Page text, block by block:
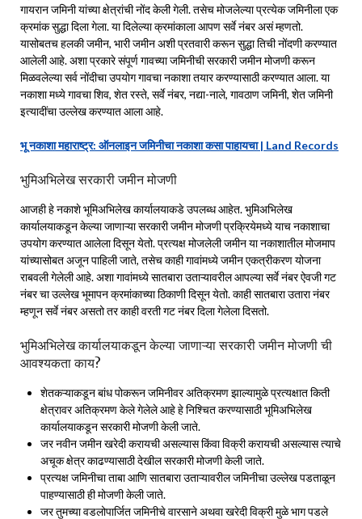
गायरान जमिनी यांच्या क्षेत्रांची नोंद केली गेली. तसेच मोजलेल्या प्रत्येक जमिनीला एक
क्रमांक सुद्धा दिला गेला. या दिलेल्या क्रमांकाला आपण सर्वे नंबर असं म्हणतो.
यासोबतच हलकी जमीन, भारी जमीन अशी प्रतवारी करून सुद्धा तिची नोंदणी करण्यात
आलेली आहे. अशा प्रकारे संपूर्ण गावच्या जमिनीची सरकारी जमीन मोजणी करून
मिळवलेल्या सर्व नोंदीचा उपयोग गावचा नकाशा तयार करण्यासाठी करण्यात आला. या
नकाशा मध्ये गावचा शिव, शेत रस्ते, सर्वे नंबर, नद्या-नाले, गावठाण जमिनी, शेत जमिनी
इत्यादींचा उल्लेख करण्यात आला आहे.
भू नकाशा महाराष्ट्र: ऑनलाइन जमिनीचा नकाशा कसा पाहायचा | Land Records
भुमिअभिलेख सरकारी जमीन मोजणी
आजही हे नकाशे भूमिअभिलेख कार्यालयाकडे उपलब्ध आहेत. भुमिअभिलेख
कार्यालयाकडून केल्या जाणाऱ्या सरकारी जमीन मोजणी प्रक्रियेमध्ये याच नकाशाचा
उपयोग करण्यात आलेला दिसून येतो. प्रत्यक्ष मोजलेली जमीन या नकाशातील मोजमाप
यांच्यासोबत अजून पाहिली जाते, तसेच काही गावांमध्ये जमीन एकत्रीकरण योजना
राबवली गेलेली आहे. अशा गावांमध्ये सातबारा उताऱ्यावरील आपल्या सर्वे नंबर ऐवजी गट
नंबर चा उल्लेख भूमापन क्रमांकाच्या ठिकाणी दिसून येतो. काही सातबारा उतारा नंबर
म्हणून सर्वे नंबर असतो तर काही वरती गट नंबर दिला गेलेला दिसतो.
भुमिअभिलेख कार्यालयाकडून केल्या जाणाऱ्या सरकारी जमीन मोजणी ची
आवश्यकता काय?
शेतकऱ्याकडून बांध पोकरून जमिनीवर अतिक्रमण झाल्यामुळे प्रत्यक्षात किती
क्षेत्रावर अतिक्रमण केले गेलेले आहे हे निश्चित करण्यासाठी भूमिअभिलेख
कार्यालयाकडून सरकारी मोजणी केली जाते.
जर नवीन जमीन खरेदी करायची असल्यास किंवा विक्री करायची असल्यास त्याचे
अचूक क्षेत्र काढण्यासाठी देखील सरकारी मोजणी केली जाते.
प्रत्यक्ष जमिनीचा ताबा आणि सातबारा उताऱ्यावरील जमिनीचा उल्लेख पडताळून
पाहण्यासाठी ही मोजणी केली जाते.
जर तुमच्या वडलोपार्जित जमिनीचे वारसाने अथवा खरेदी विक्री मुळे भाग पडले